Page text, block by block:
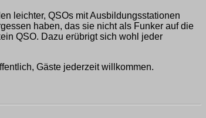
leichter, QSOs mit Ausbildungsstationen
haben, das sie nicht als Funker auf die
QSO. Dazu erübrigt sich wohl jeder
Gäste jederzeit willkommen.